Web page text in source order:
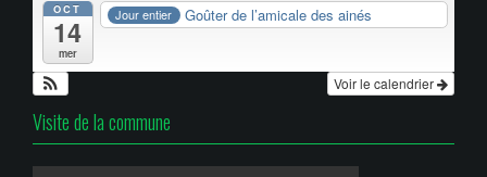
OCT
14
mer
Jour entier Goûter de l’amicale des ainés
Voir le calendrier
Visite de la commune